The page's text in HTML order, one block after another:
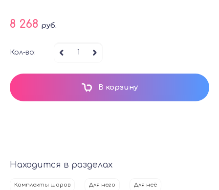
8 268 руб.
Кол-во:
В корзину
Находится в разделах
Комплекты шаров Для него Для неё